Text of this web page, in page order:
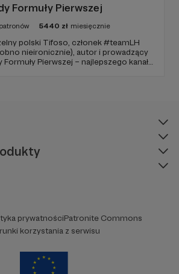
Formuły Pierwszej
patronów 5440 zł miesięcznie
polski Tifoso, członek #teamLH
nieironicznie), autor i prowadzący
Formuły Pierwszej – najlepszego kanału
prywatnościPatronite Commons
korzystania z serwisu